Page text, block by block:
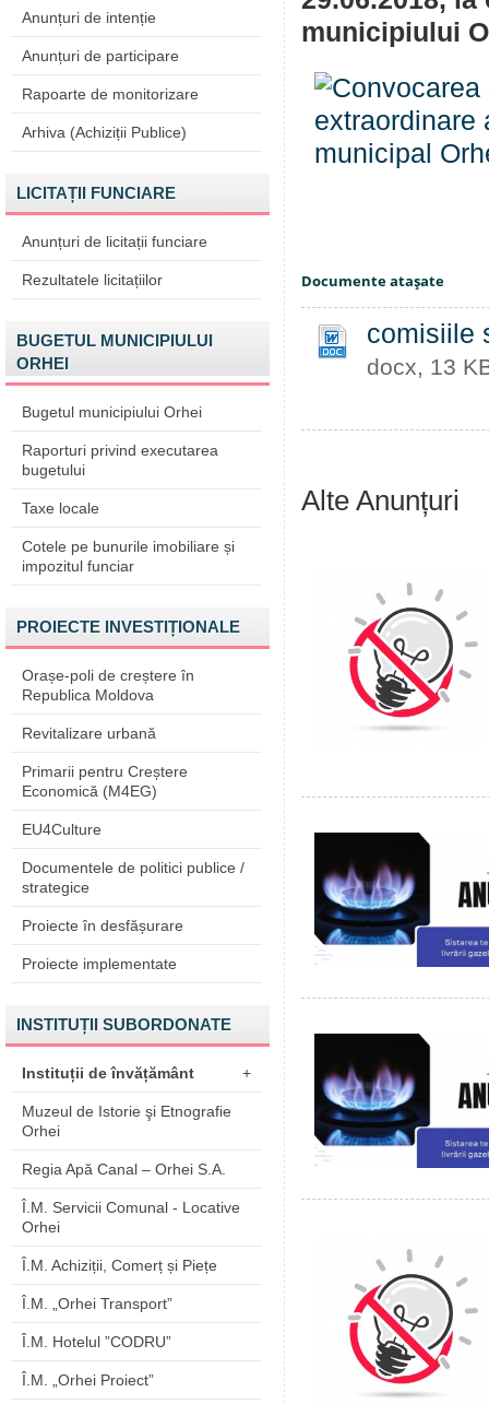
Anunțuri de intenție
Anunțuri de participare
Rapoarte de monitorizare
Arhiva (Achiziții Publice)
LICITAȚII FUNCIARE
Anunțuri de licitații funciare
Rezultatele licitațiilor
BUGETUL MUNICIPIULUI
ORHEI
Bugetul municipiului Orhei
Raporturi privind executarea
bugetului
Taxe locale
Cotele pe bunurile imobiliare și
impozitul funciar
PROIECTE INVESTIȚIONALE
Orașe-poli de creștere în
Republica Moldova
Revitalizare urbană
Primarii pentru Creștere
Economică (M4EG)
EU4Culture
Documentele de politici publice /
strategice
Proiecte în desfășurare
Proiecte implementate
INSTITUȚII SUBORDONATE
Instituții de învățământ +
Muzeul de Istorie şi Etnografie
Orhei
Regia Apă Canal – Orhei S.A.
Î.M. Servicii Comunal - Locative
Orhei
Î.M. Achiziții, Comerț și Piețe
Î.M. „Orhei Transport”
Î.M. Hotelul ”CODRU”
Î.M. „Orhei Proiect”
municipiului
Documente ataşate
comisiile
docx, 13
Alte Anunțuri